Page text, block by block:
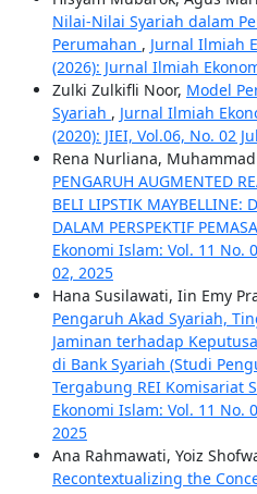
Nilai-Nilai Syariah dalam
Perumahan , Jurnal Ilmiah
(2026): Jurnal Ilmiah
Zulki Zulkifli Noor, Model
Syariah , Jurnal Ilmiah
(2020): JIEI, Vol.06, No. 02
Rena Nurliana,
PENGARUH AUGMENTED
BELI LIPSTIK MAYBELLINE:
DALAM PERSPEKTIF
Ekonomi Islam: Vol. 11 No.
02, 2025
Hana Susilawati, Iin Emy
Pengaruh Akad Syariah,
Jaminan terhadap
di Bank Syariah (Studi
Tergabung REI Komisariat
Ekonomi Islam: Vol. 11 No.
2025
Ana Rahmawati, Yoiz
Recontextualizing the